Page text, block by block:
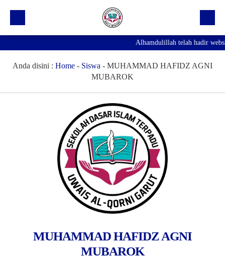
Profil Sekolah
Kegiatan Ekskul
Pengumuman
Alhamdulillah telah hadir
Anda disini : Home - Siswa - MUHAMMAD HAFIDZ AGNI
MUBAROK
MUHAMMAD HAFIDZ AGNI
MUBAROK